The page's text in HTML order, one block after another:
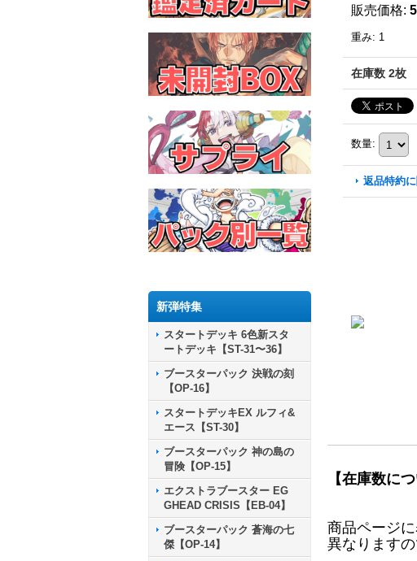
新弾特集
スタートデッキ 6色新スタ
ートデッキ【ST-31〜36】
ブースターパック 決戦の刻
【OP-16】
スタートデッキEX ルフィ&
エース【ST-30】
ブースターパック 神の島の
冒険【OP-15】
エクストラブースター EG
GHEAD CRISIS【EB-04】
ブースターパック 蒼海の七
傑【OP-14】
販売価格:
重み: 1
在庫数 2枚
数量:
返品特約
【在庫数につ
商品ページ
異なりますの